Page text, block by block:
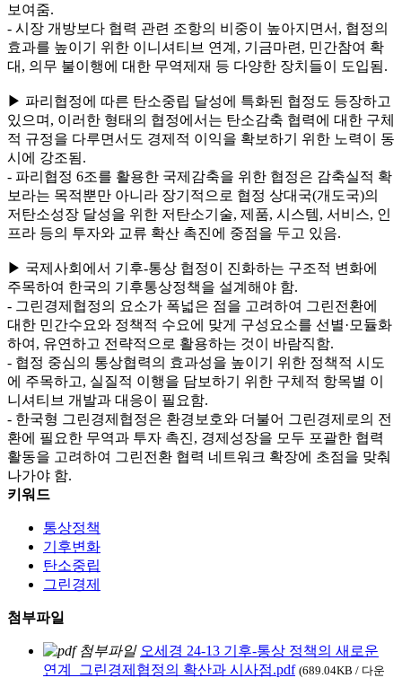
보여줌.
- 시장 개방보다 협력 관련 조항의 비중이 높아지면서, 협정의
효과를 높이기 위한 이니셔티브 연계, 기금마련, 민간참여 확
대, 의무 불이행에 대한 무역제재 등 다양한 장치들이 도입됨.
▶ 파리협정에 따른 탄소중립 달성에 특화된 협정도 등장하고
있으며, 이러한 형태의 협정에서는 탄소감축 협력에 대한 구체
적 규정을 다루면서도 경제적 이익을 확보하기 위한 노력이 동
시에 강조됨.
- 파리협정 6조를 활용한 국제감축을 위한 협정은 감축실적 확
보라는 목적뿐만 아니라 장기적으로 협정 상대국(개도국)의
저탄소성장 달성을 위한 저탄소기술, 제품, 시스템, 서비스, 인
프라 등의 투자와 교류 확산 촉진에 중점을 두고 있음.
▶ 국제사회에서 기후-통상 협정이 진화하는 구조적 변화에
주목하여 한국의 기후통상정책을 설계해야 함.
- 그린경제협정의 요소가 폭넓은 점을 고려하여 그린전환에
대한 민간수요와 정책적 수요에 맞게 구성요소를 선별·모듈화
하여, 유연하고 전략적으로 활용하는 것이 바람직함.
- 협정 중심의 통상협력의 효과성을 높이기 위한 정책적 시도
에 주목하고, 실질적 이행을 담보하기 위한 구체적 항목별 이
니셔티브 개발과 대응이 필요함.
- 한국형 그린경제협정은 환경보호와 더불어 그린경제로의 전
환에 필요한 무역과 투자 촉진, 경제성장을 모두 포괄한 협력
활동을 고려하여 그린전환 협력 네트워크 확장에 초점을 맞춰
나가야 함.
키워드
통상정책
기후변화
탄소중립
그린경제
첨부파일
오세경 24-13 기후-통상 정책의 새로운
연계_그린경제협정의 확산과 시사점.pdf (689.04KB / 다운